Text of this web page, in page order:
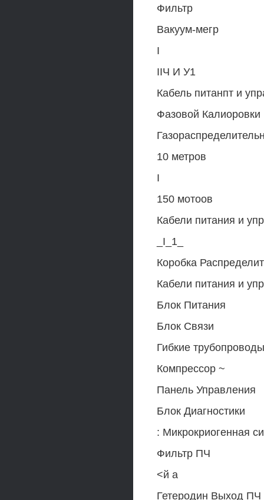
Фильтр
Вакуум-мегр
I
IIЧ И У1
Кабель питанпт и
Фазовой Калиоровки
10 метров
I
150 мотоов
Кабели питания и
_I_1_
Коробка
Кабели питания и
Блок Питания
Блок Связи
Гибкие
Компрессор ~
Панель Управления
Блок Диагностики
: Микрокриогенная
Фильтр ПЧ
<й а
Гетеродин Выход ПЧ